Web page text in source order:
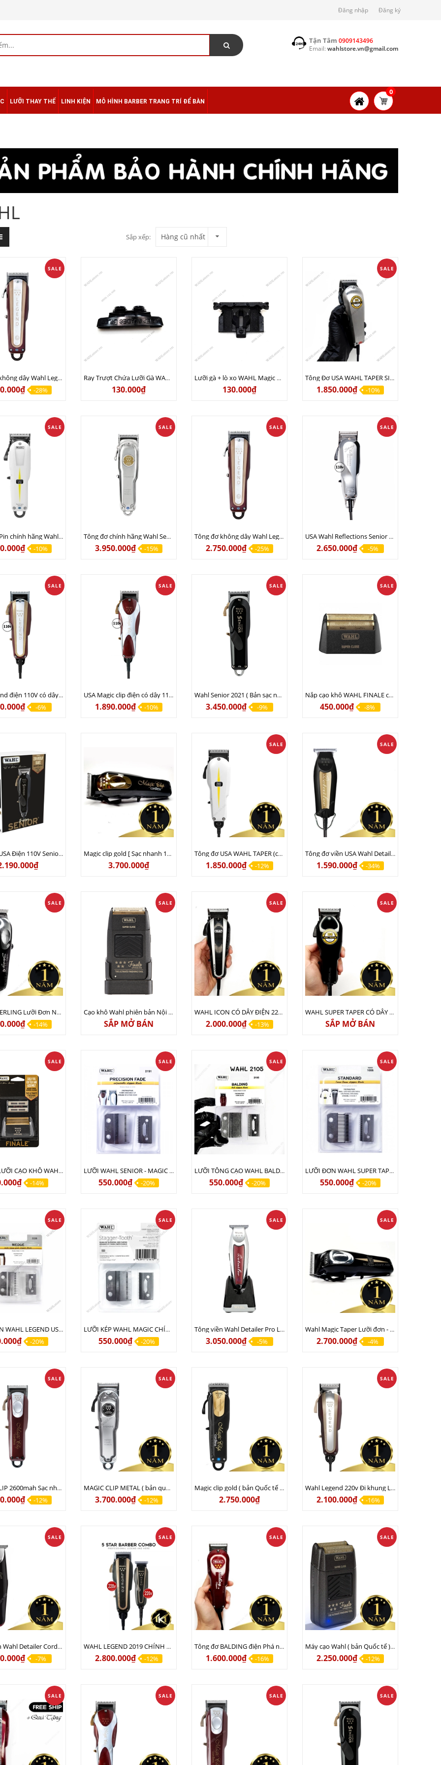
Đăng nhập Đăng ký
Tận Tâm 0909143496
Email: wahlstore.vn@gmail.com
LƯỠI THAY THẾ LINH KIỆN MÔ HÌNH BARBER TRANG TRÍ ĐỂ BÀN
0
Sắp xếp: Hàng cũ nhất
SALE
Tông đơ không dây Wahl Legend Pro Li Bản Nội Địa Chính Hãng Usa - Lưỡi đơn đi khung, hớt lược, hỗ trợ Fade 20%
-28%
Ray Trượt Chứa Lưỡi Gà WAHL Magic Chính Hãng USA
130.000₫
Lưỡi gà + lò xo WAHL Magic Chính hãng USA (Có bán lẻ)
130.000₫
SALE
Tông Đơ USA WAHL TAPER SILVER Phiên Bản Quốc Tế 220V chính hãng
1.850.000₫ -10%
SALE
Tông Đơ Pin chính hãng Wahl Super Taper USA - Sạc 110V lẫn 220V
-10%
SALE
Tông đơ chính hãng Wahl Senior Metal Edition (Nội Địa Mỹ)
3.950.000₫ -15%
SALE
Tông đơ không dây Wahl Legend Pro Li Bản Quốc Tế Chính Hãng Usa - Lưỡi đơn đi khung, hớt lược, hỗ trợ Fade 20%
2.750.000₫ -25%
SALE
USA Wahl Reflections Senior điện 110V ( chưa bộ chuyển điện )
2.650.000₫ -5%
SALE
USA Legend điện 110V có dây ( chưa bộ chuyển điện )
-6%
SALE
USA Magic clip điện có dây 110V ( chưa bộ chuyển điện )
1.890.000₫ -10%
SALE
Wahl Senior 2021 ( Bản sạc nhanh nội địa ) Lưỡi đơn - Chuyên kê lược
3.450.000₫ -9%
SALE
Nắp cạo khô WAHL FINALE chính hãng USA 100%
450.000₫ -8%
Tông đơ USA Điện 110V Senior Chuyên kê lược - Phiên bản USA 110v Magic clip gold [ Sạc nhanh 15 phút ] ( bản Nội địa 8 cữ nhựa ) Lưỡi kép Usa chính hãng - Sạc 110v lẫn 220v
3.700.000₫
SALE
Tông đơ USA WAHL TAPER (có dây) Phiên bản quốc tế 220v
1.850.000₫ -12%
SALE
Tông đơ viền USA Wahl Detailer Gold (Có dây ) chính hãng USA bản 220v
1.590.000₫ -34%
SALE
WAHL STERLING Lưỡi Đơn Nội Địa Mỹ Bản Sạc Nhanh (15-20 phút) - CHÍNH HÃNG USA - Sạc 110v lẫn 220v
-14%
SALE
Cạo khô Wahl phiên bản Nội địa có đế sạc
SẮP MỞ BÁN
SALE
WAHL ICON CÓ DÂY ĐIỆN 220V CHÍNH HÃNG USA
2.000.000₫ -13%
SALE
WAHL SUPER TAPER CÓ DÂY ĐIỆN 220V CHÍNH HÃNG USA
SẮP MỞ BÁN
SALE
BỘ NẮP LƯỠI CẠO KHÔ WAHL FINALE USA
-14%
SALE
LƯỠI WAHL SENIOR - MAGIC CLIP - STERLING CHÍNH HÃNG USA
550.000₫ -20%
SALE
LƯỠI TÔNG CẠO WAHL BALDING CHÍNH HÃNG USA
550.000₫ -20%
SALE
LƯỠI ĐƠN WAHL SUPER TAPER - ICON - PRO BASIC - STERLING
550.000₫ -20%
SALE
LƯỠI ĐƠN WAHL LEGEND USA NHẬP KHẨU CHÍNH HÃNG
-20%
SALE
LƯỠI KÉP WAHL MAGIC CHÍNH HÃNG NHẬP KHẨU MỸ
550.000₫ -20%
SALE
Tông viền Wahl Detailer Pro Li Bấm cạo viền khắc chữ - Sạc 110v lẫn 220v
3.050.000₫ -5%
SALE
Wahl Magic Taper Lưỡi đơn - Hớt chân phương USA chính hãng - Sạc 110v lẫn 220v
2.700.000₫ -4%
SALE
MAGIC CLIP 2600mah Sạc nhanh 15 phút ( nội địa USA ) Lưỡi kép (bản 8 cữ nhựa) Sạc 110v lẫn 220v Chính hãng USA
-12%
SALE
MAGIC CLIP METAL ( bản quốc tế ) Chính hãng Lưỡi kép 100 - Sạc 110v lẫn 220v
3.700.000₫ -12%
Magic clip gold ( bản Quốc tế 8 cữ thép ) Lưỡi kép Usa chính hãng - Sạc 110v lẫn 220v
2.750.000₫
SALE
Wahl Legend 220v Đi khung Lưỡi đơn Nhập Khẩu Chính Hãng USA
2.100.000₫ -16%
SALE
Tông viền Wahl Detailer Cordless 220v USA - Sạc 110v lẫn 220v
-7%
SALE
WAHL LEGEND 2019 CHÍNH HÃNG USA
2.800.000₫ -12%
SALE
Tông đơ BALDING điện Phá ngấn Cạo sát nhất Đi khung l Wahl Balding phiên bản 220v chính hãng USA
1.600.000₫ -16%
SALE
Máy cạo Wahl ( bản Quốc tế ) mới nhất BH 12 tháng - Sạc 110v lẫn 220v
2.250.000₫ -12%
SALE SALE SALE SALE